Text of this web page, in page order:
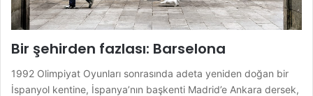
Bir şehirden fazlası: Barselona
1992 Olimpiyat Oyunları sonrasında adeta yeniden doğan bir
İspanyol kentine, İspanya’nın başkenti Madrid’e Ankara dersek,